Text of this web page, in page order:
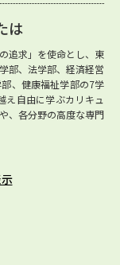
は
追求」を使命とし、東
部、法学部、経済経営
、健康福祉学部の7学
え自由に学ぶカリキュ
、各分野の高度な専門